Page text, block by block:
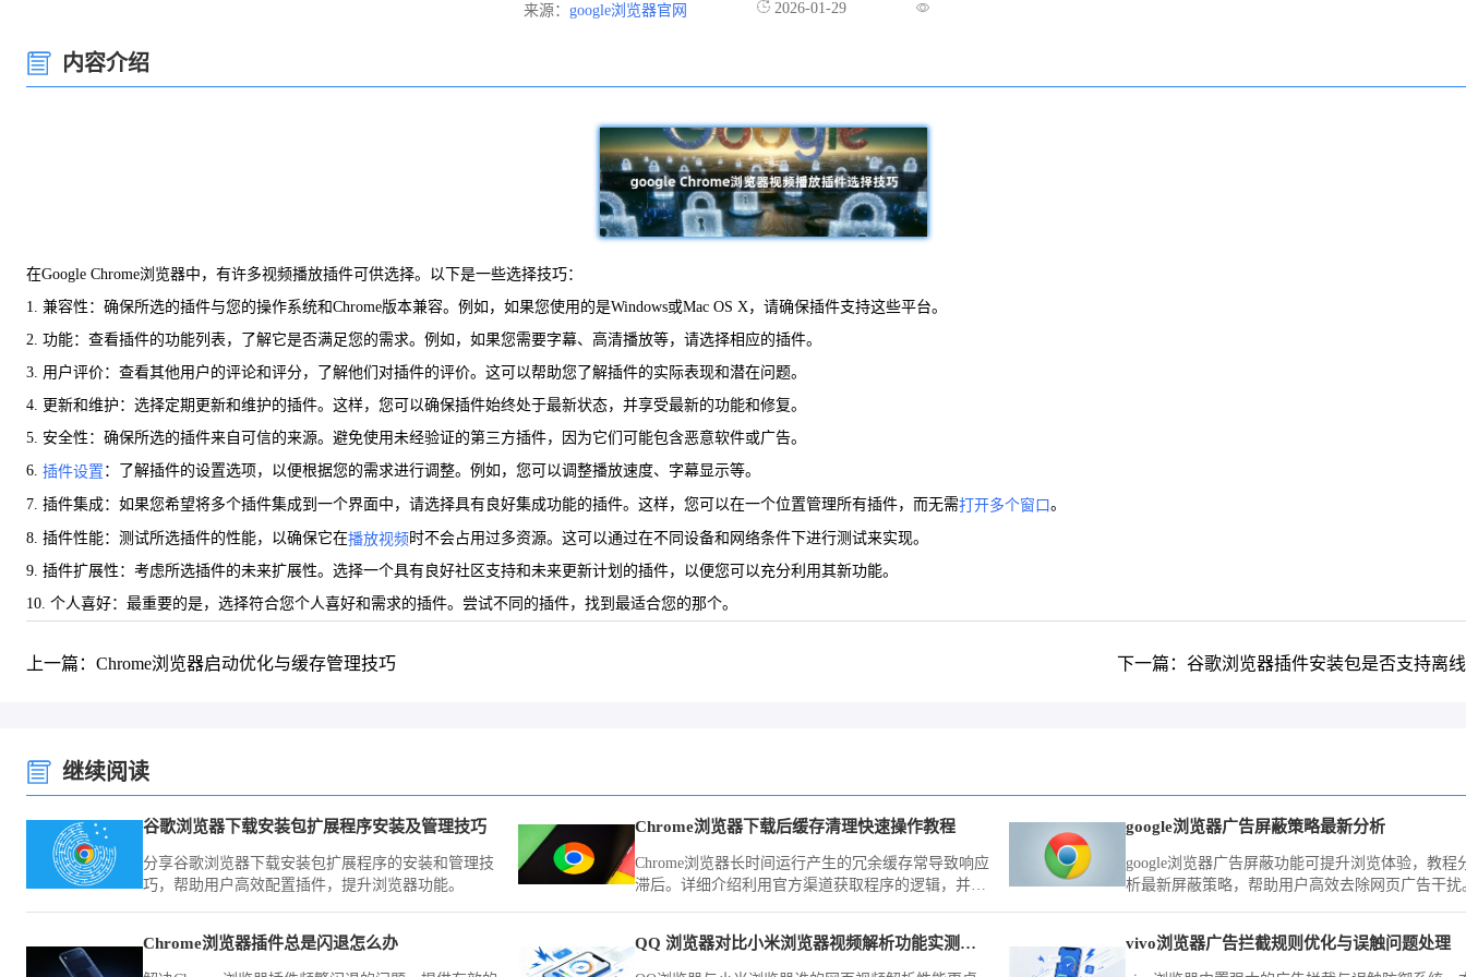
来源： google浏览器官网 2026-01-29
内容介绍
在Google Chrome浏览器中，有许多视频播放插件可供选择。以下是一些选择技巧：
1. 兼容性：确保所选的插件与您的操作系统和Chrome版本兼容。例如，如果您使用的是Windows或Mac OS X，请确保插件支持这些平台。
2. 功能：查看插件的功能列表，了解它是否满足您的需求。例如，如果您需要字幕、高清播放等，请选择相应的插件。
3. 用户评价：查看其他用户的评论和评分，了解他们对插件的评价。这可以帮助您了解插件的实际表现和潜在问题。
4. 更新和维护：选择定期更新和维护的插件。这样，您可以确保插件始终处于最新状态，并享受最新的功能和修复。
5. 安全性：确保所选的插件来自可信的来源。避免使用未经验证的第三方插件，因为它们可能包含恶意软件或广告。
6. 插件设置 ：了解插件的设置选项，以便根据您的需求进行调整。例如，您可以调整播放速度、字幕显示等。
7. 插件集成：如果您希望将多个插件集成到一个界面中，请选择具有良好集成功能的插件。这样，您可以在一个位置管理所有插件，而无需打开多个窗口。
8. 插件性能：测试所选插件的性能，以确保它在播放视频时不会占用过多资源。这可以通过在不同设备和网络条件下进行测试来实现。
9. 插件扩展性：考虑所选插件的未来扩展性。选择一个具有良好社区支持和未来更新计划的插件，以便您可以充分利用其新功能。
10. 个人喜好：最重要的是，选择符合您个人喜好和需求的插件。尝试不同的插件，找到最适合您的那个。
上一篇：Chrome浏览器启动优化与缓存管理技巧 下一篇：谷歌浏览器插件安装包是否支持离
继续阅读
谷歌浏览器下载安装包扩展程序安装及管理技巧
分享谷歌浏览器下载安装包扩展程序的安装和管理技
巧，帮助用户高效配置插件，提升浏览器功能。
Chrome浏览器下载后缓存清理快速操作教程
Chrome浏览器长时间运行产生的冗余缓存常导致响应
滞后。详细介绍利用官方渠道获取程序的逻辑，并提
态，即便在长期使用后也能获得如新机般的响应速
度。
google浏览器广告屏蔽策略最新分析
google浏览器广告屏蔽功能可提升浏览体验，教程
析最新屏蔽策略，帮助用户高效去除网页广告干扰
Chrome浏览器插件总是闪退怎么办 QQ 浏览器对比小米浏览器视频解析功能实测谁更好用 vivo浏览器广告拦截规则优化与误触问题处理